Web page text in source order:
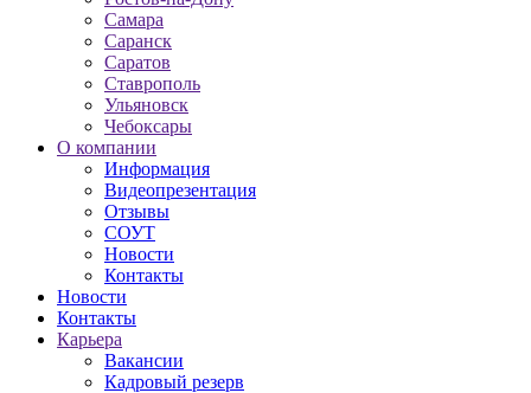
Самара
Саранск
Саратов
Ставрополь
Ульяновск
Чебоксары
О компании
Информация
Видеопрезентация
Отзывы
СОУТ
Новости
Контакты
Новости
Контакты
Карьера
Вакансии
Кадровый резерв